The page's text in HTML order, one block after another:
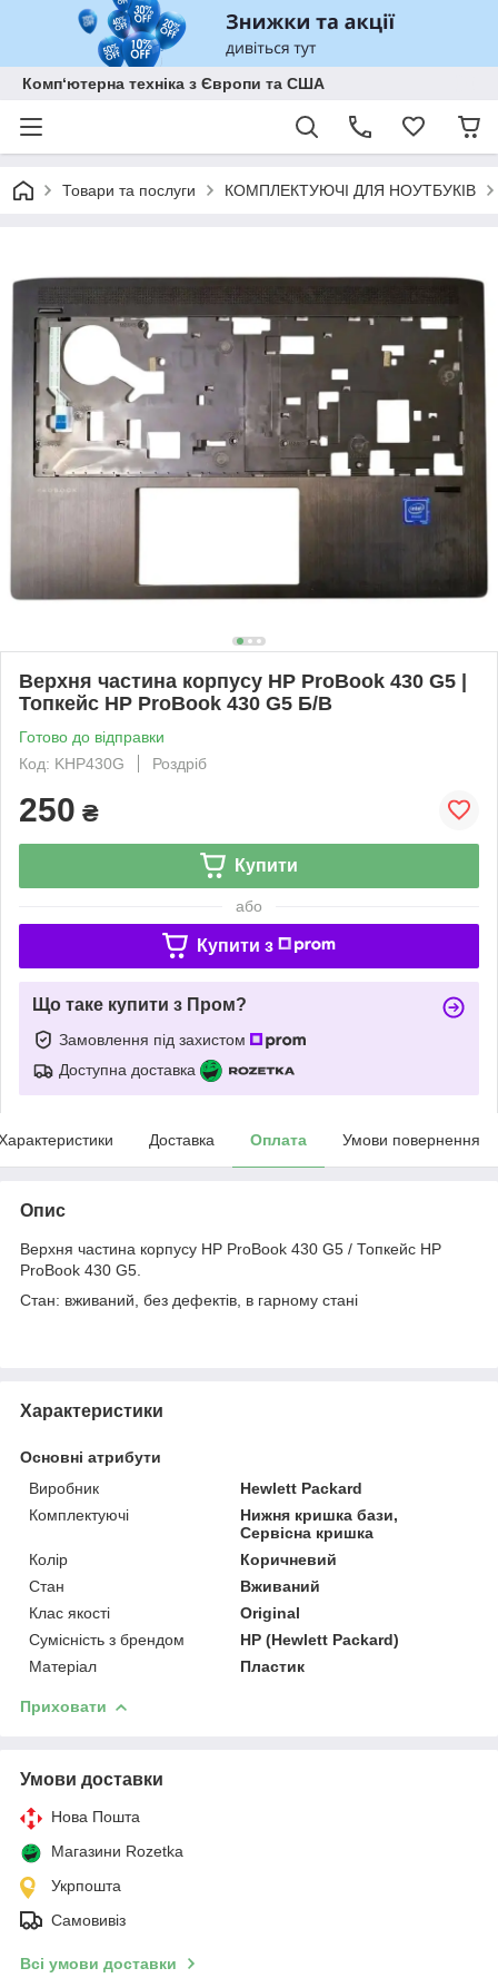
Комп‘ютерна техніка з Європи та США
Товари та послуги КОМПЛЕКТУЮЧІ ДЛЯ НОУТБУКІВ
Верхня частина корпусу HP ProBook 430 G5 |
Топкейс HP ProBook 430 G5 Б/В
Готово до відправки
Код: KHP430G
Роздріб
250 ₴
Купити
або
Купити з
Що таке купити з Пром?
Замовлення під захистом
Доступна доставка
Доставка Оплата Умови повернення
Опис
Верхня частина корпусу HP ProBook 430 G5 / Топкейс HP
ProBook 430 G5.
Стан: вживаний, без дефектів, в гарному стані
Характеристики
Основні атрибути
Виробник
Hewlett Packard
Комплектуючі
Нижня кришка бази,
Сервісна кришка
Колір
Коричневий
Стан
Вживаний
Клас якості
Original
Сумісність з брендом
HP (Hewlett Packard)
Матеріал
Пластик
Приховати
Умови доставки
Нова Пошта
Магазини Rozetka
Укрпошта
Самовивіз
Всі умови доставки